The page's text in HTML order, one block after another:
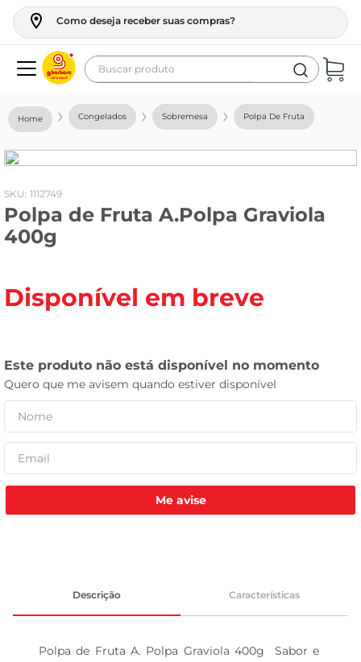
Como deseja receber suas compras?
Buscar produto
Congelados Sobremesa Polpa De Fruta
: 1112749
Polpa de Fruta A.Polpa Graviola
400g
Disponível em breve
Me avise
Descrição Características
Polpa de Fruta A. Polpa Graviola 400g  Sabor e
geladeira
fogao
café
cerveja
leite
tv